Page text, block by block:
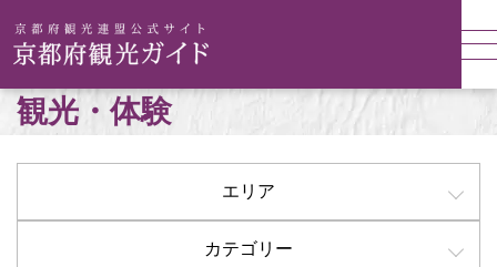
観光・体験
エリア
カテゴリー